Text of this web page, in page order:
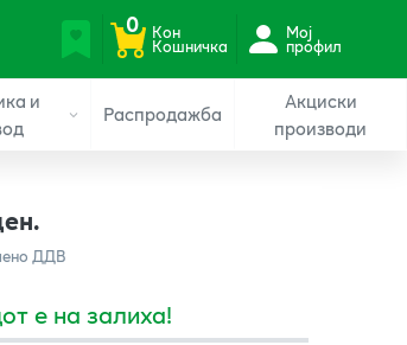
0 Кон
Кошничка
Мој
профил
и
Распродажба
Акциски
производи
ДДВ
е на залиха!